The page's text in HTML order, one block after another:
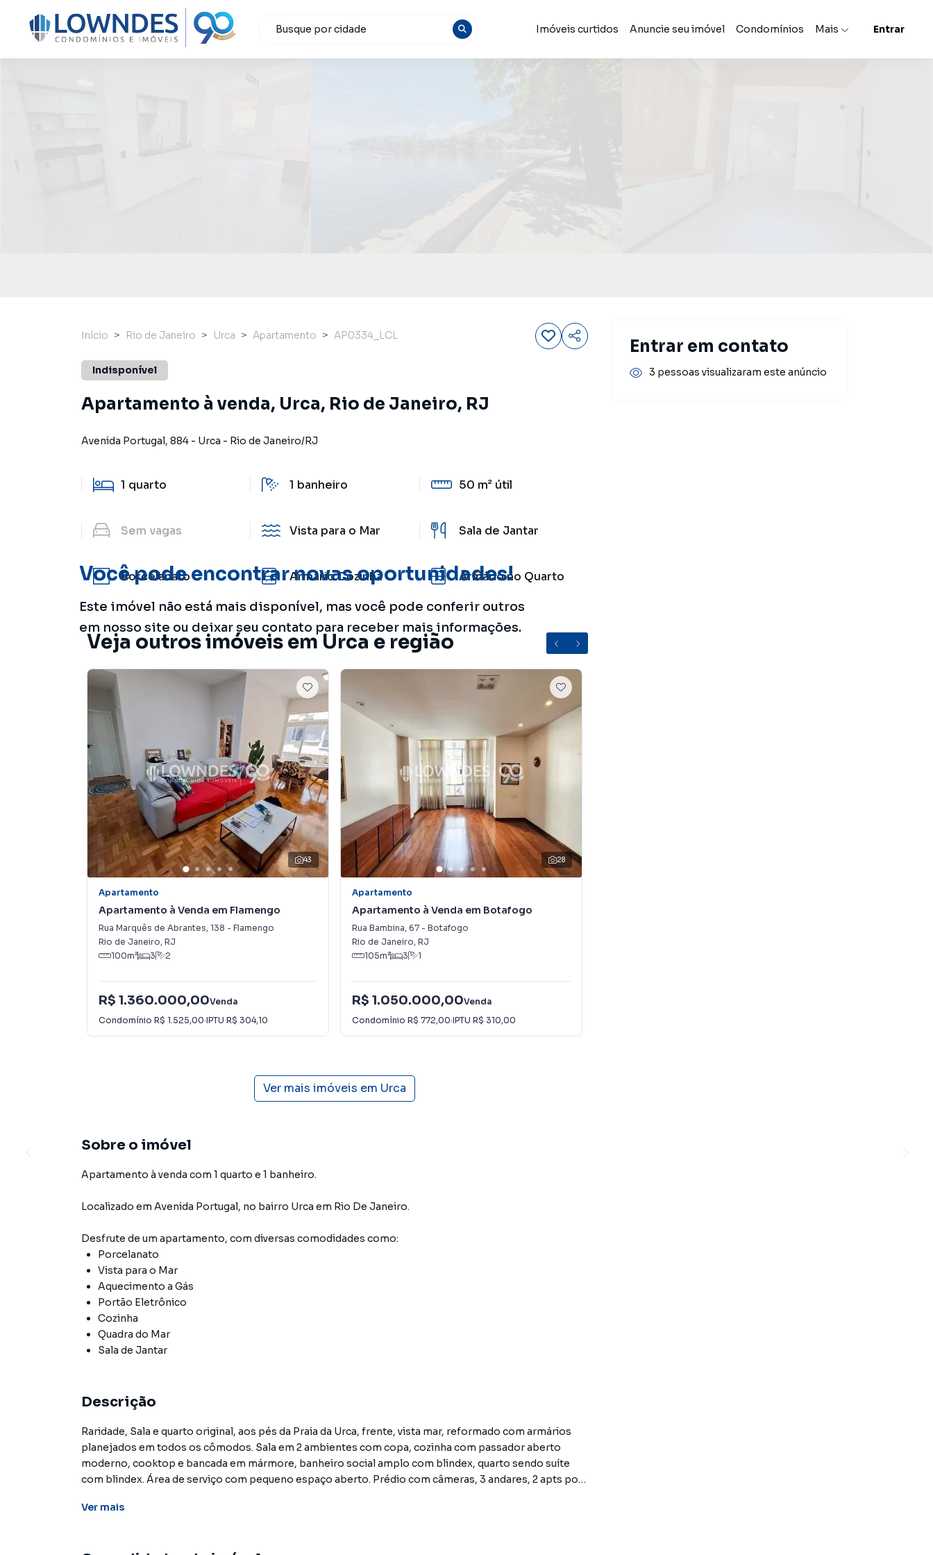
Imóveis curtidos Anuncie seu imóvel Condomínios Mais Entrar
Você pode encontrar novas oportunidades!
Este imóvel não está mais disponível, mas você pode conferir outros
em nosso site ou deixar seu contato para receber mais informações.
Início Rio de Janeiro Urca Apartamento AP0334_LCL
Indisponível
Apartamento à venda, Urca, Rio de Janeiro, RJ
Avenida Portugal, 884 - Urca - Rio de Janeiro/RJ
1 quarto 1 banheiro 50 m² útil
Sem vagas Vista para o Mar Sala de Jantar
Porcelanato Armário Cozinha Armário no Quarto
Veja outros imóveis em Urca e região
43
Apartamento
Apartamento à Venda em Flamengo
Rua Marquês de Abrantes, 138 - Flamengo
Rio de Janeiro, RJ
100m² 3 2
R$ 1.360.000,00Venda
Condomínio R$ 1.525,00·IPTU R$ 304,10
28
Apartamento
Apartamento à Venda em Botafogo
Rua Bambina, 67 - Botafogo
Rio de Janeiro, RJ
105m² 3 1
R$ 1.050.000,00Venda
Condomínio R$ 772,00·IPTU R$ 310,00
Ver mais imóveis em Urca
Sobre o imóvel
Apartamento à venda com 1 quarto e 1 banheiro.
Localizado em Avenida Portugal, no bairro Urca em Rio De Janeiro.
Desfrute de um apartamento, com diversas comodidades como:
Porcelanato
Vista para o Mar
Aquecimento a Gás
Portão Eletrônico
Cozinha
Quadra do Mar
Sala de Jantar
Descrição
Raridade, Sala e quarto original, aos pés da Praia da Urca, frente, vista mar, reformado com armários
planejados em todos os cômodos. Sala em 2 ambientes com copa, cozinha com passador aberto
moderno, cooktop e bancada em mármore, banheiro social amplo com blindex, quarto sendo suíte
com blindex. Área de serviço com pequeno espaço aberto. Prédio com câmeras, 3 andares, 2 apts por
Ver mais
Entrar em contato
3 pessoas visualizaram este anúncio